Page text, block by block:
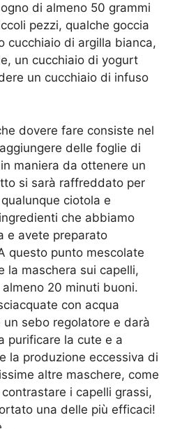
di almeno 50 grammi
pezzi, qualche goccia
cucchiaio di argilla bianca,
un cucchiaio di yogurt
un cucchiaio di infuso
dovere fare consiste nel
delle foglie di
maniera da ottenere un
si sarà raffreddato per
ciotola e
che abbiamo
e avete preparato
questo punto mescolate
la maschera sui capelli,
20 minuti buoni.
con acqua
sebo regolatore e darà
purificare la cute e a
la produzione eccessiva di
altre maschere, come
i capelli grassi,
una delle più efficaci!